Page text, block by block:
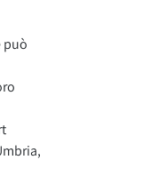
può